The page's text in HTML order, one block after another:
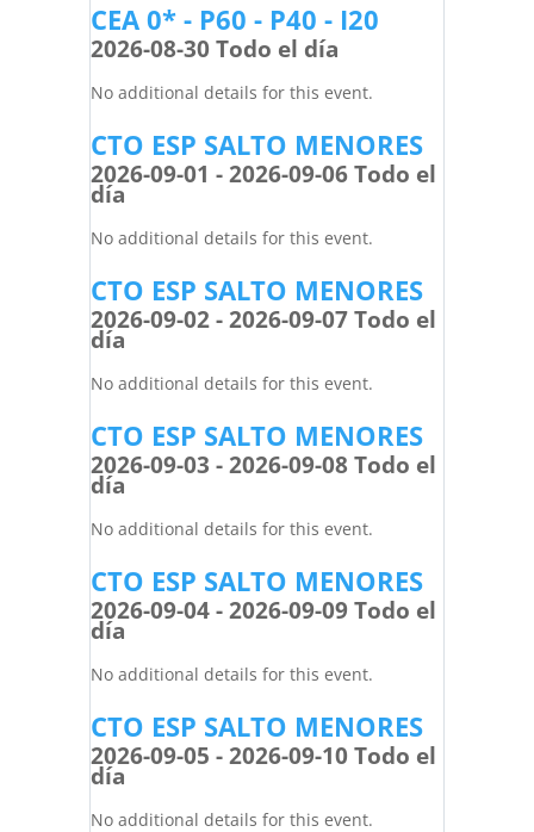
CEA 0* - P60 - P40 - I20
2026-08-30 Todo el día
No additional details for this event.
CTO ESP SALTO MENORES
2026-09-01 - 2026-09-06 Todo el
día
No additional details for this event.
CTO ESP SALTO MENORES
2026-09-02 - 2026-09-07 Todo el
día
No additional details for this event.
CTO ESP SALTO MENORES
2026-09-03 - 2026-09-08 Todo el
día
No additional details for this event.
CTO ESP SALTO MENORES
2026-09-04 - 2026-09-09 Todo el
día
No additional details for this event.
CTO ESP SALTO MENORES
2026-09-05 - 2026-09-10 Todo el
día
No additional details for this event.